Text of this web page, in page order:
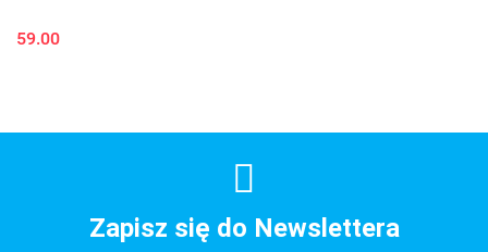
59.00
Zapisz się do Newslettera